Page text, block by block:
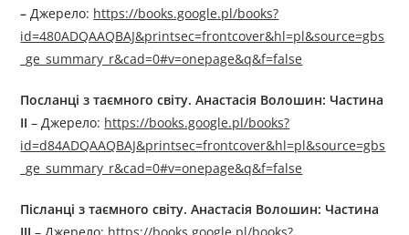
– Джерелo: https://books.google.pl/books?
id=480ADQAAQBAJ&printsec=frontcover&hl=pl&source=gbs
_ge_summary_r&cad=0#v=onepage&q&f=false
Посланці з таємного світу. Анастасія Волошин: Частина
II – Джерелo: https://books.google.pl/books?
id=d84ADQAAQBAJ&printsec=frontcover&hl=pl&source=gbs
_ge_summary_r&cad=0#v=onepage&q&f=false
Післанці з таємного світу. Анастасія Волошин: Частина